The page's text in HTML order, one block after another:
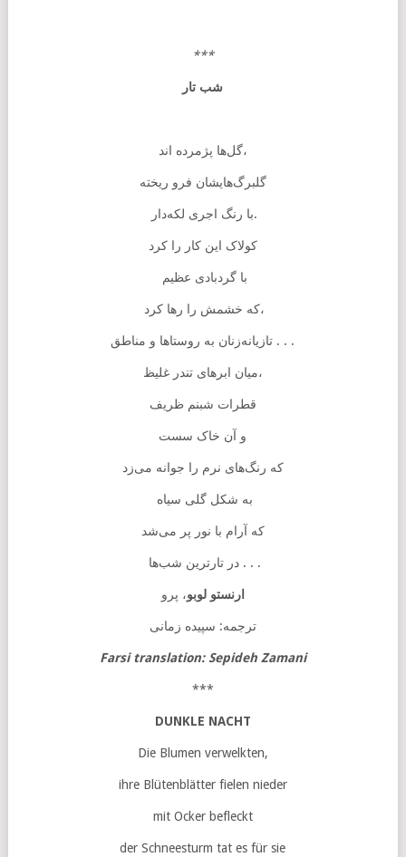
***
شب تار
گل‌ها پژمرده اند،
گلبرگ‌هایشان فرو ریخته
با رنگ اجری لکه‌دار.
کولاک این کار را کرد
با گردبادی عظیم
که خشمش را رها کرد،
تازیانه‌زنان به روستاها و مناطق . . .
میان ابرهای تندر غلیظ،
قطرات شبنم ظریف
و آن خاک سست
که رنگ‌های نرم را جوانه می‌زد
به شکل گلی سیاه
که آرام با نور پر می‌شد
در تارترین شب‌ها . . .
ارنستو لوبو، پرو
ترجمه: سپیده زمانی
Farsi translation: Sepideh Zamani
***
DUNKLE NACHT
Die Blumen verwelkten,
ihre Blütenblätter fielen nieder
mit Ocker befleckt
der Schneesturm tat es für sie